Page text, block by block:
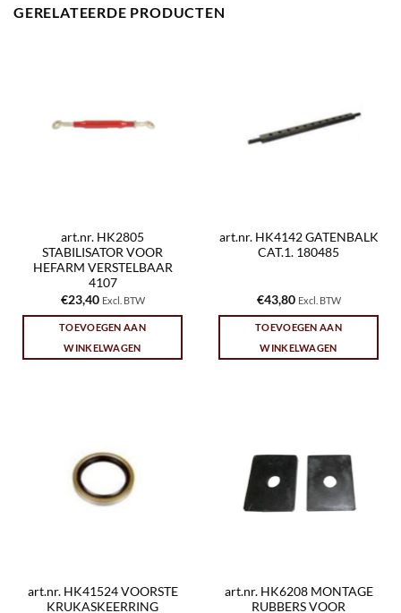
GERELATEERDE PRODUCTEN
art.nr. HK2805
STABILISATOR VOOR
HEFARM VERSTELBAAR
4107
€23,40 Excl. BTW
TOEVOEGEN AAN
WINKELWAGEN
art.nr. HK4142 GATENBALK
CAT.1. 180485
€43,80 Excl. BTW
TOEVOEGEN AAN
WINKELWAGEN
art.nr. HK41524 VOORSTE
KRUKASKEERRING
art.nr. HK6208 MONTAGE
RUBBERS VOOR